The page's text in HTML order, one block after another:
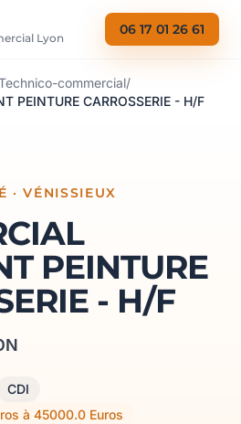
Lyon
06 17 01 26 61
commercial/
PEINTURE CARROSSERIE - H/F
· VÉNISSIEUX
PEINTURE
- H/F
CDI
à 45000.0 Euros